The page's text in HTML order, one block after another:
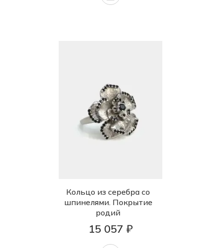
Кольцо из серебра со
шпинелями. Покрытие
родий
15 057 ₽